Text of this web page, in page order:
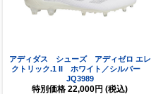
アディダス シューズ アディゼロ エレ
クトリック.1 II ホワイト／シルバー
JQ3989
特別価格 22,000円 (税込)